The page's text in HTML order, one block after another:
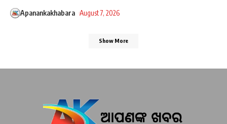
Apanankakhabara August 7, 2026
Show More